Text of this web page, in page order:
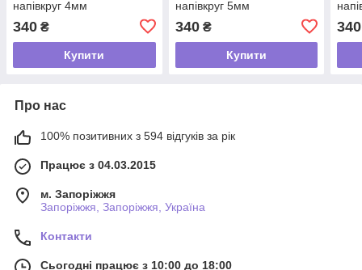
напівкруг 4мм
340 ₴
Купити
напівкруг 5мм
340₴
Купити
340
Про нас
100% позитивних з 594 відгуків за рік
Працює з 04.03.2015
м. Запоріжжя
Запоріжжя, Запоріжжя, Україна
Контакти
Сьогодні працює з 10:00 до 18:00